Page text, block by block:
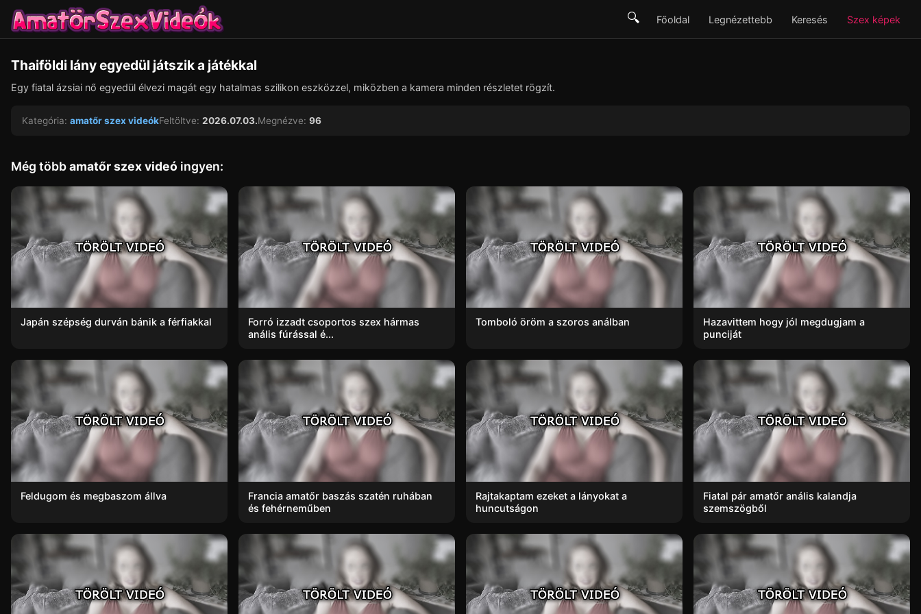
🔍 Főoldal Legnézettebb Keresés Szex képek
▶
Thaiföldi lány egyedül játszik a játékkal
Egy fiatal ázsiai nő egyedül élvezi magát egy hatalmas szilikon eszközzel, miközben a kamera minden részletet rögzít.
Kategória: amatőr szex videókFeltöltve: 2026.07.03.Megnézve: 96
Még többamatőr szex videó ingyen:
Japán szépség durván bánik a férfiakkal
Forró izzadt csoportos szex hármas
anális fúrással é...
Tomboló öröm a szoros análban
Hazavittem hogy jól megdugjam a
punciját
Feldugom és megbaszom állva
Francia amatőr baszás szatén ruhában
és fehérneműben
Rajtakaptam ezeket a lányokat a
huncutságon
Fiatal pár amatőr anális kalandja
szemszögből